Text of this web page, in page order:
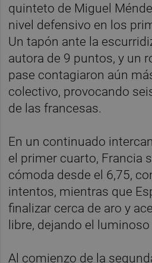
quinteto de Miguel
nivel defensivo en los
Un tapón ante la
autora de 9 puntos, y un
pase contagiaron aún
colectivo, provocando
de las francesas.
En un continuado
el primer cuarto, Francia
cómoda desde el 6,75,
intentos, mientras que
finalizar cerca de aro y
libre, dejando el
Al comienzo de la